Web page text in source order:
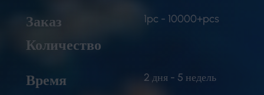
Заказ
Количество
1pc - 10000+pcs
Время
2 дня - 5 недель